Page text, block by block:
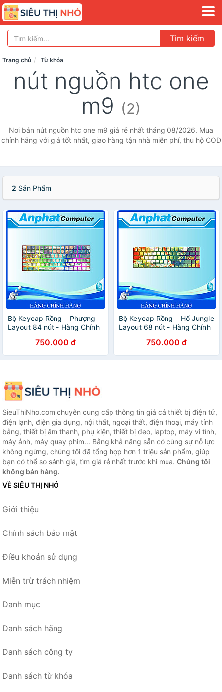
Tìm kiếm
Trang chủ Từ khóa
nút nguồn htc one
m9 (2)
Nơi bán nút nguồn htc one m9 giá rẻ nhất tháng 08/2026. Mua
chính hãng với giá tốt nhất, giao hàng tận nhà miễn phí, thu hộ COD
2 Sản Phẩm
Bộ Keycap Rồng – Phượng
Layout 84 nút - Hàng Chính
750.000 đ
Bộ Keycap Rồng – Hổ Jungle
Layout 68 nút - Hàng Chính
750.000 đ
SieuThiNho.com chuyên cung cấp thông tin giá cả thiết bị điện tử,
điện lạnh, điện gia dụng, nội thất, ngoại thất, điện thoại, máy tính
bảng, thiết bị âm thanh, phụ kiện, thiết bị đeo, laptop, máy vi tính,
máy ảnh, máy quay phim... Bằng khả năng sẵn có cùng sự nỗ lực
không ngừng, chúng tôi đã tổng hợp hơn 1 triệu sản phẩm, giúp
bạn có thể so sánh giá, tìm giá rẻ nhất trước khi mua. Chúng tôi
không bán hàng.
VỀ SIÊU THỊ NHỎ
Giới thiệu
Chính sách bảo mật
Điều khoản sử dụng
Miễn trừ trách nhiệm
Danh mục
Danh sách hãng
Danh sách công ty
Danh sách từ khóa